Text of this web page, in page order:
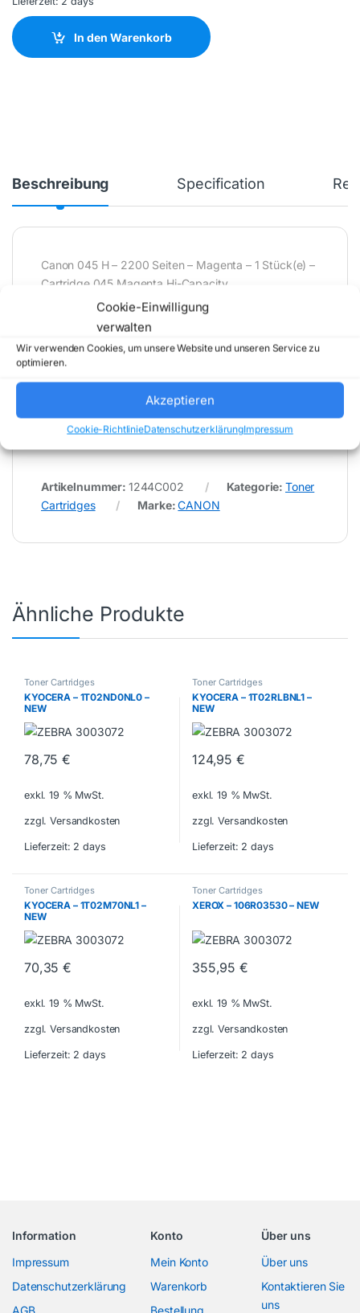
Cookie-Einwilligung
verwalten
Wir verwenden Cookies, um unsere Website und unseren Service zu
optimieren.
Akzeptieren
Cookie-RichtlinieDatenschutzerklärungImpressum
In den Warenkorb
Beschreibung Specification
Canon 045 H – 2200 Seiten – Magenta – 1 Stück(e) –
Cartridge 045 Magenta Hi-Capacity
* Für Fehler im Datenblatt übernimmt (buy-net.de)
Comstex GmbH & Co. KG keine Haftung (
Artikelnummer: 1244C002 Kategorie: Toner
Cartridges
Marke:CANON
Ähnliche Produkte
Toner Cartridges
KYOCERA – 1T02ND0NL0 –
NEW
78,75€
exkl. 19 % MwSt.
zzgl. Versandkosten
Lieferzeit: 2 days
Toner Cartridges
KYOCERA – 1T02RLBNL1 –
NEW
124,95€
exkl. 19 % MwSt.
zzgl. Versandkosten
Lieferzeit: 2 days
Toner Cartridges
KYOCERA – 1T02M70NL1 –
NEW
70,35€
exkl. 19 % MwSt.
zzgl. Versandkosten
Lieferzeit: 2 days
Toner Cartridges
XEROX – 106R03530 – NEW
355,95€
exkl. 19 % MwSt.
zzgl. Versandkosten
Lieferzeit: 2 days
Information
Impressum
Datenschutzerklärung
Konto
Mein Konto
Warenkorb
Über uns
Über uns
Kontaktieren Sie
uns